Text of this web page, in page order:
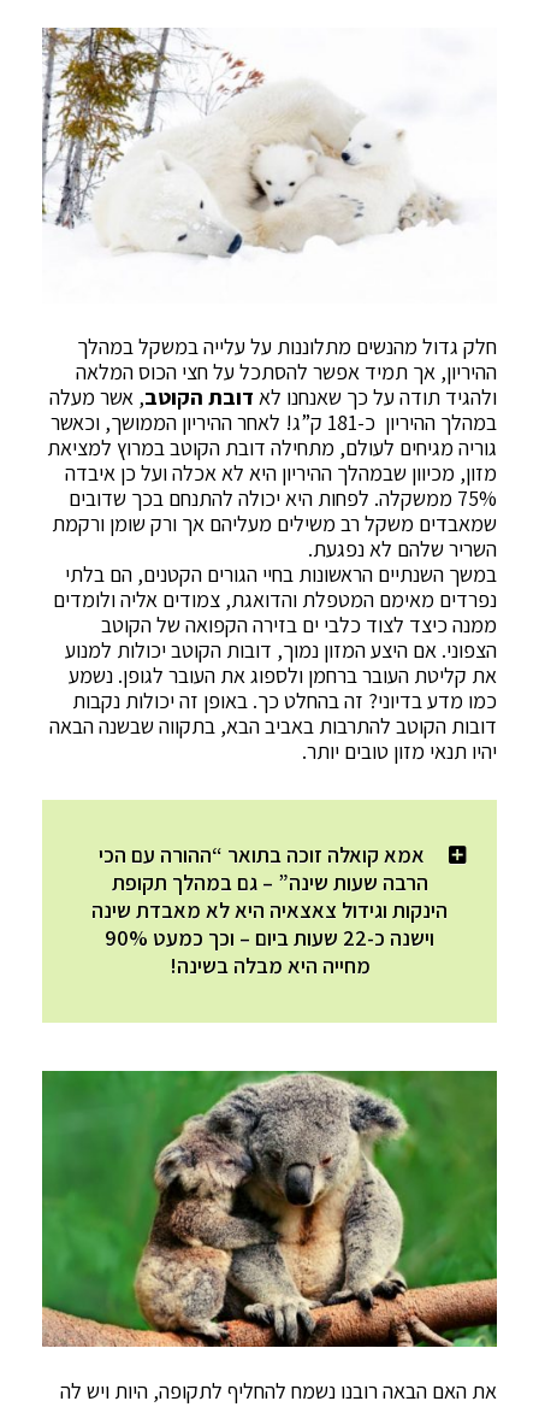
חלק גדול מהנשים מתלוננות על עלייה במשקל במהלך
ההיריון, אך תמיד אפשר להסתכל על חצי הכוס המלאה
ולהגיד תודה על כך שאנחנו לא דובת הקוטב, אשר מעלה
במהלך ההיריון כ-181 ק”ג! לאחר ההיריון הממושך, וכאשר
גוריה מגיחים לעולם, מתחילה דובת הקוטב במרוץ למציאת
מזון, מכיוון שבמהלך ההיריון היא לא אכלה ועל כן איבדה
75% ממשקלה. לפחות היא יכולה להתנחם בכך שדובים
שמאבדים משקל רב משילים מעליהם אך ורק שומן ורקמת
השריר שלהם לא נפגעת.
במשך השנתיים הראשונות בחיי הגורים הקטנים, הם בלתי
נפרדים מאימם המטפלת והדואגת, צמודים אליה ולומדים
ממנה כיצד לצוד כלבי ים בזירה הקפואה של הקוטב
הצפוני. אם היצע המזון נמוך, דובות הקוטב יכולות למנוע
את קליטת העובר ברחמן ולספוג את העובר לגופן. נשמע
כמו מדע בדיוני? זה בהחלט כך. באופן זה יכולות נקבות
דובות הקוטב להתרבות באביב הבא, בתקווה שבשנה הבאה
יהיו תנאי מזון טובים יותר.
אמא קואלה זוכה בתואר “ההורה עם הכי
הרבה שעות שינה” – גם במהלך תקופת
הינקות וגידול צאצאיה היא לא מאבדת שינה
וישנה כ-22 שעות ביום – וכך כמעט 90%
מחייה היא מבלה בשינה!
את האם הבאה רובנו נשמח להחליף לתקופה, היות ויש לה